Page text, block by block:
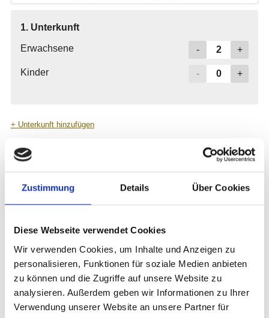
Zustimmung Details Über Cookies
Diese Webseite verwendet Cookies
Wir verwenden Cookies, um Inhalte und Anzeigen zu
personalisieren, Funktionen für soziale Medien anbieten
zu können und die Zugriffe auf unsere Website zu
analysieren. Außerdem geben wir Informationen zu Ihrer
Verwendung unserer Website an unsere Partner für